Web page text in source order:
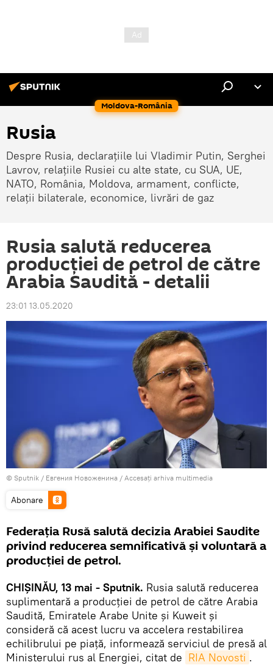
Moldova-România
Rusia
Despre Rusia, declarațiile lui Vladimir Putin, Serghei
Lavrov, relațiile Rusiei cu alte state, cu SUA, UE,
NATO, România, Moldova, armament, conflicte,
relații bilaterale, economice, livrări de gaz
Rusia salută reducerea
producției de petrol de către
Arabia Saudită - detalii
23:01 13.05.2020
© Sputnik / Евгения Новоженина / Accesați arhiva multimedia
Abonare
Federația Rusă salută decizia Arabiei Saudite
privind reducerea semnificativă și voluntară a
producției de petrol.
CHIȘINĂU, 13 mai - Sputnik. Rusia salută reducerea
suplimentară a producției de petrol de către Arabia
Saudită, Emiratele Arabe Unite și Kuweit și
consideră că acest lucru va accelera restabilirea
echilibrului pe piață, informează serviciul de presă al
Ministerului rus al Energiei, citat de RIA Novosti .